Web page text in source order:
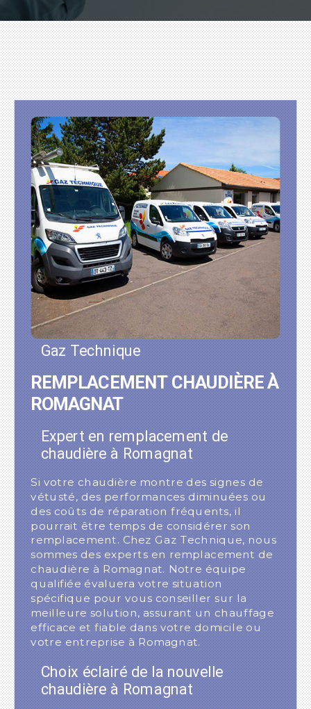
Gaz Technique
REMPLACEMENT CHAUDIÈRE À
ROMAGNAT
Expert en remplacement de
chaudière à Romagnat
Si votre chaudière montre des signes de
vétusté, des performances diminuées ou
des coûts de réparation fréquents, il
pourrait être temps de considérer son
remplacement. Chez Gaz Technique, nous
sommes des experts en remplacement de
chaudière à Romagnat. Notre équipe
qualifiée évaluera votre situation
spécifique pour vous conseiller sur la
meilleure solution, assurant un chauffage
efficace et fiable dans votre domicile ou
votre entreprise à Romagnat.
Choix éclairé de la nouvelle
chaudière à Romagnat